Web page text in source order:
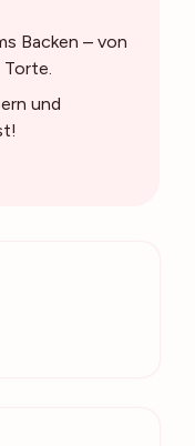
Backen – von
und